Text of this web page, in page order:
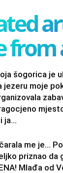
šogorica je
jezeru moje
ja...
me je…
priznao da
Mlađa od